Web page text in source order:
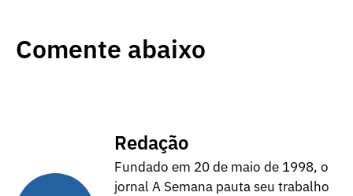
Comente abaixo
Redação
Fundado em 20 de maio de 1998, o
jornal A Semana pauta seu trabalho